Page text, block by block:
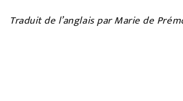
Traduit de l’anglais par Marie de